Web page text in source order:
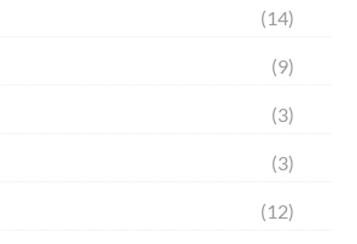
(14)
(9)
(3)
(3)
(12)